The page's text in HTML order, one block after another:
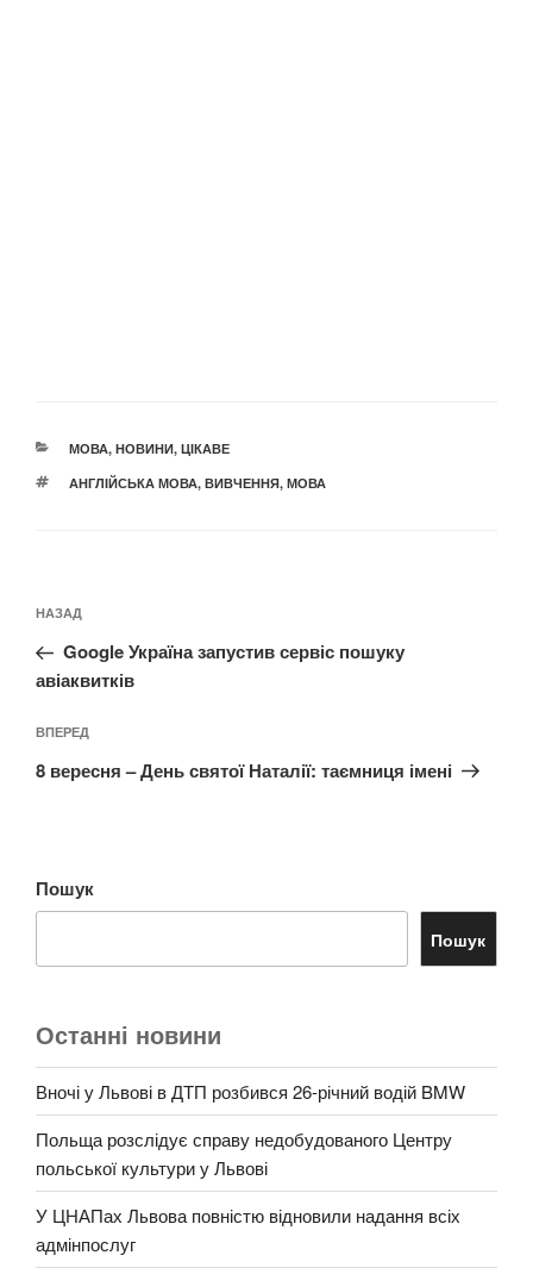
КАТЕГОРІЇ
МОВА, НОВИНИ, ЦІКАВЕ
ПОЗНАЧКИ
АНГЛІЙСЬКА МОВА, ВИВЧЕННЯ, МОВА
записів
Попередній
запис:
НАЗАД
Google Україна запустив сервіс пошуку
авіаквитків
Наступний
запис
ВПЕРЕД
8 вересня – День святої Наталії: таємниця імені
Пошук
Пошук
Останні новини
Вночі у Львові в ДТП розбився 26-річний водій BMW
Польща розслідує справу недобудованого Центру
польської культури у Львові
У ЦНАПах Львова повністю відновили надання всіх
адмінпослуг